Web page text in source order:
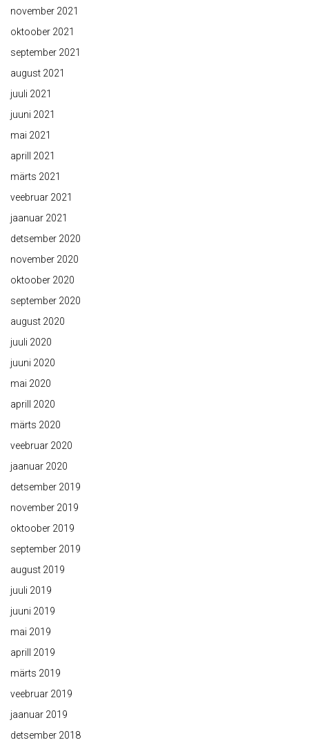
november 2021
oktoober 2021
september 2021
august 2021
juuli 2021
juuni 2021
mai 2021
aprill 2021
märts 2021
veebruar 2021
jaanuar 2021
detsember 2020
november 2020
oktoober 2020
september 2020
august 2020
juuli 2020
juuni 2020
mai 2020
aprill 2020
märts 2020
veebruar 2020
jaanuar 2020
detsember 2019
november 2019
oktoober 2019
september 2019
august 2019
juuli 2019
juuni 2019
mai 2019
aprill 2019
märts 2019
veebruar 2019
jaanuar 2019
detsember 2018